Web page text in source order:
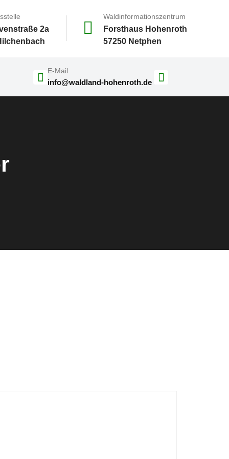
2a
Waldinformationszentrum
Forsthaus Hohenroth
57250 Netphen
E-Mail
info@waldland-hohenroth.de